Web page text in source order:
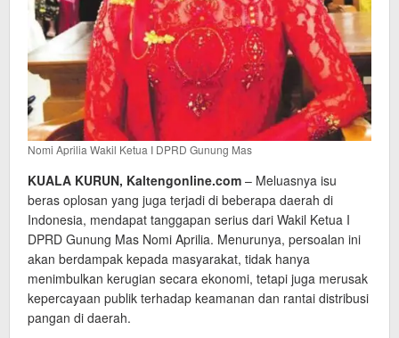
Nomi Aprilia Wakil Ketua I DPRD Gunung Mas
KUALA KURUN, Kaltengonline.com – Meluasnya isu
beras oplosan yang juga terjadi di beberapa daerah di
Indonesia, mendapat tanggapan serius dari Wakil Ketua I
DPRD Gunung Mas Nomi Aprilia. Menurunya, persoalan ini
akan berdampak kepada masyarakat, tidak hanya
menimbulkan kerugian secara ekonomi, tetapi juga merusak
kepercayaan publik terhadap keamanan dan rantai distribusi
pangan di daerah.